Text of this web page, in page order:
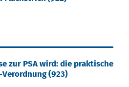
zur PSA wird: die prak­ti­sche
Ver­ord­nung (923)